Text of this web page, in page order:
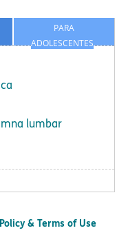
PARA
ADOLESCENTES
lumbar
& Terms of Use